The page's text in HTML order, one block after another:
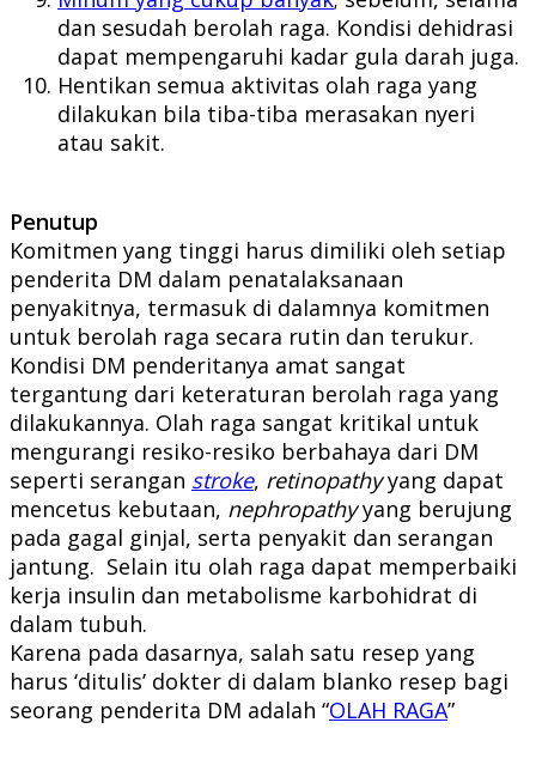
dan sesudah berolah raga. Kondisi dehidrasi
dapat mempengaruhi kadar gula darah juga.
Hentikan semua aktivitas olah raga yang
dilakukan bila tiba-tiba merasakan nyeri
atau sakit.
Penutup
Komitmen yang tinggi harus dimiliki oleh setiap
penderita DM dalam penatalaksanaan
penyakitnya, termasuk di dalamnya komitmen
untuk berolah raga secara rutin dan terukur.
Kondisi DM penderitanya amat sangat
tergantung dari keteraturan berolah raga yang
dilakukannya. Olah raga sangat kritikal untuk
mengurangi resiko-resiko berbahaya dari DM
seperti serangan stroke, retinopathyyang dapat
mencetus kebutaan, nephropathyyang berujung
pada gagal ginjal, serta penyakit dan serangan
jantung. Selain itu olah raga dapat memperbaiki
kerja insulin dan metabolisme karbohidrat di
dalam tubuh.
Karena pada dasarnya, salah satu resep yang
harus ‘ditulis’ dokter di dalam blanko resep bagi
seorang penderita DM adalah “OLAH RAGA”